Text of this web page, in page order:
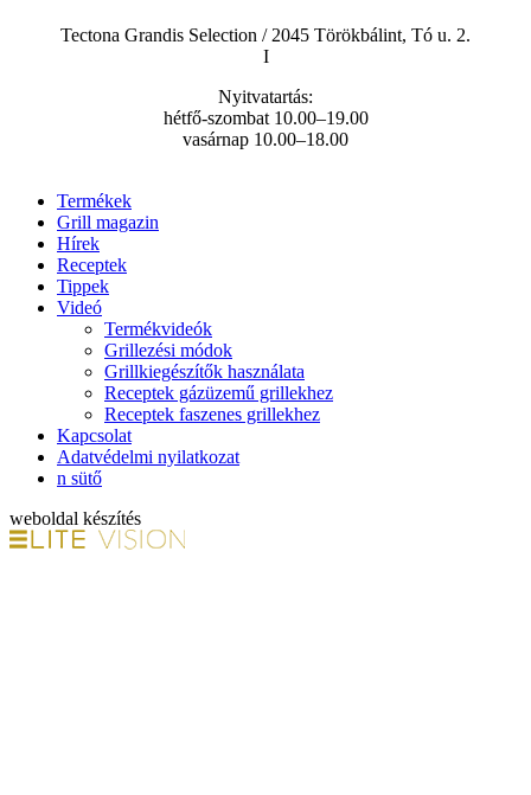
Tectona Grandis Selection / 2045 Törökbálint, Tó u. 2.
I
Nyitvatartás:
hétfő-szombat 10.00–19.00
vasárnap 10.00–18.00
Termékek
Grill magazin
Hírek
Receptek
Tippek
Videó
Termékvideók
Grillezési módok
Grillkiegészítők használata
Receptek gázüzemű grillekhez
Receptek faszenes grillekhez
Kapcsolat
Adatvédelmi nyilatkozat
n sütő
weboldal készítés